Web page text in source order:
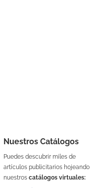
Nuestros Catálogos
Puedes descubrir miles de
artículos publicitarios hojeando
nuestros catálogos virtuales: